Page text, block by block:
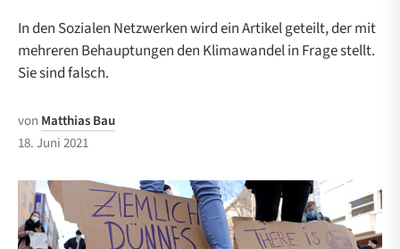
In den Sozialen Netzwerken wird ein Artikel geteilt, der mit
mehreren Behauptungen den Klimawandel in Frage stellt.
Sie sind falsch.
von Matthias Bau
18. Juni 2021